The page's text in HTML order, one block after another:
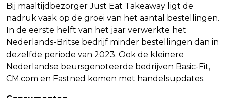
Bij maaltijdbezorger Just Eat Takeaway ligt de
nadruk vaak op de groei van het aantal bestellingen.
In de eerste helft van het jaar verwerkte het
Nederlands-Britse bedrijf minder bestellingen dan in
dezelfde periode van 2023. Ook de kleinere
Nederlandse beursgenoteerde bedrijven Basic-Fit,
CM.com en Fastned komen met handelsupdates.